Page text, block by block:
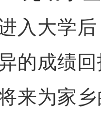
入大学
的成绩
来为家